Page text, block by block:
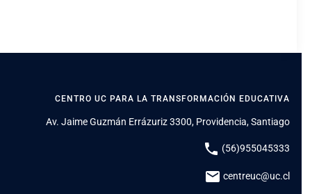
CENTRO UC PARA LA TRANSFORMACIÓN EDUCATIVA
Av. Jaime Guzmán Errázuriz 3300, Providencia, Santiago
phone (56)955045333
mail centreuc@uc.cl